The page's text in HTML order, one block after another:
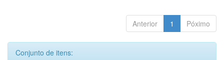
Anterior 1 Póximo
Conjunto de itens: